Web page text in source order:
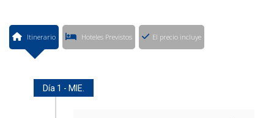
Itinerario Hoteles Previstos El precio incluye
Día 1 - MIE.